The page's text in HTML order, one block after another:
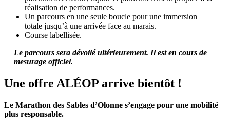
réalisation de performances.
Un parcours en une seule boucle pour une immersion
totale jusqu’à une arrivée face au marais.
Course labellisée.
Le parcours sera dévoilé ultérieurement. Il est en cours de
mesurage officiel.
Une offre ALÉOP arrive bientôt !
Le Marathon des Sables d’Olonne s’engage pour une mobilité
plus responsable.